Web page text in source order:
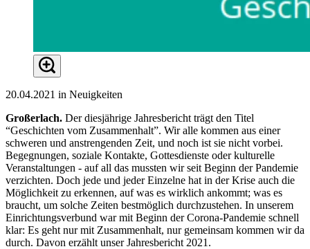
20.04.2021 in Neuigkeiten
Großerlach. Der diesjährige Jahresbericht trägt den Titel
“Geschichten vom Zusammenhalt”. Wir alle kommen aus einer
schweren und anstrengenden Zeit, und noch ist sie nicht vorbei.
Begegnungen, soziale Kontakte, Gottesdienste oder kulturelle
Veranstaltungen - auf all das mussten wir seit Beginn der Pandemie
verzichten. Doch jede und jeder Einzelne hat in der Krise auch die
Möglichkeit zu erkennen, auf was es wirklich ankommt; was es
braucht, um solche Zeiten bestmöglich durchzustehen. In unserem
Einrichtungsverbund war mit Beginn der Corona-Pandemie schnell
klar: Es geht nur mit Zusammenhalt, nur gemeinsam kommen wir da
durch. Davon erzählt unser Jahresbericht 2021.